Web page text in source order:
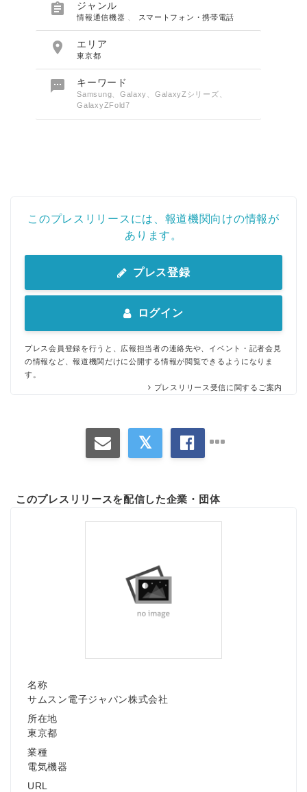
 ジャンル
情報通信機器 スマートフォン・携帯電話
 エリア
東京都
 キーワード
Samsung、Galaxy、GalaxyZシリーズ、
GalaxyZFold7
このプレスリリースには、報道機関向けの情報が
あります。
プレス登録
ログイン
プレス会員登録を行うと、広報担当者の連絡先や、イベント・記者会見
の情報など、報道機関だけに公開する情報が閲覧できるようになりま
す。
プレスリリース受信に関するご案内
このプレスリリースを配信した企業・団体
名称
サムスン電子ジャパン株式会社
所在地
東京都
業種
電気機器
URL